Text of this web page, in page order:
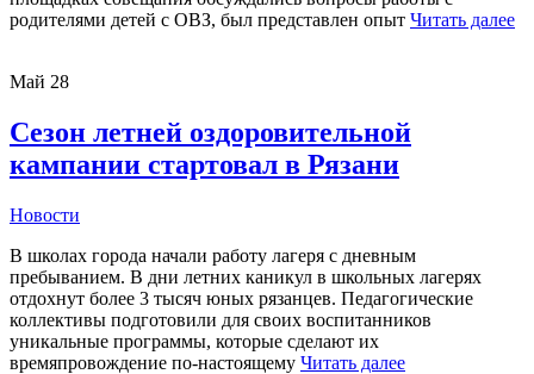
родителями детей с ОВЗ, был представлен опыт Читать далее
Май 28
Сезон летней оздоровительной
кампании стартовал в Рязани
Новости
В школах города начали работу лагеря с дневным
пребыванием. В дни летних каникул в школьных лагерях
отдохнут более 3 тысяч юных рязанцев. Педагогические
коллективы подготовили для своих воспитанников
уникальные программы, которые сделают их
времяпровождение по-настоящему Читать далее